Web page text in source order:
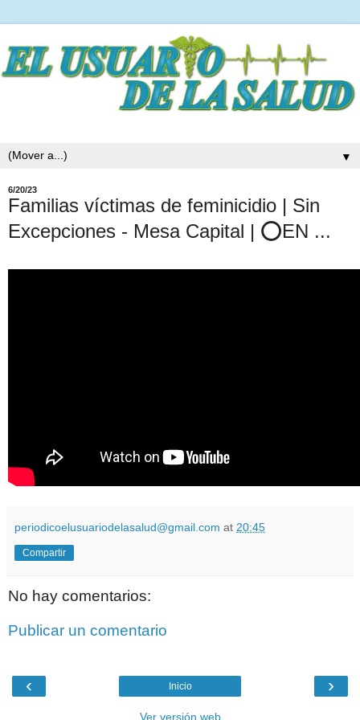
▼
6/20/23
Familias víctimas de feminicidio | Sin
Excepciones - Mesa Capital | ⭕EN ...
periodicoelusuariodelasalud@gmail.com at 20:45
Compartir
No hay comentarios:
Publicar un comentario
‹ ›
Inicio
Ver versión web